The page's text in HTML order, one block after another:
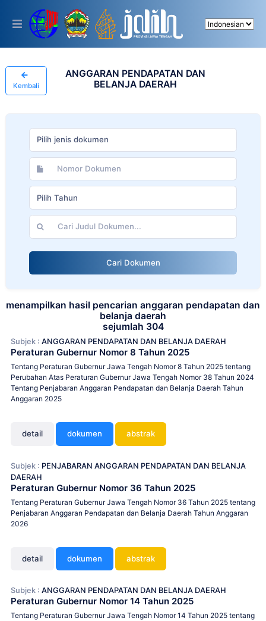
This
includes
accessibility
system.
Kembali
ANGGARAN PENDAPATAN DAN
BELANJA DAERAH
Pilih jenis dokumen
Pilih Tahun
Cari Dokumen
menampilkan hasil pencarian anggaran pendapatan dan
belanja daerah
sejumlah 304
Subjek : ANGGARAN PENDAPATAN DAN BELANJA DAERAH
Peraturan Gubernur Nomor 8 Tahun 2025
Tentang Peraturan Gubernur Jawa Tengah Nomor 8 Tahun 2025 tentang
Perubahan Atas Peraturan Gubernur Jawa Tengah Nomor 38 Tahun 2024
Tentang Penjabaran Anggaran Pendapatan dan Belanja Daerah Tahun
Anggaran 2025
detail dokumen abstrak
Subjek : PENJABARAN ANGGARAN PENDAPATAN DAN BELANJA
DAERAH
Peraturan Gubernur Nomor 36 Tahun 2025
Tentang Peraturan Gubernur Jawa Tengah Nomor 36 Tahun 2025 tentang
Penjabaran Anggaran Pendapatan dan Belanja Daerah Tahun Anggaran
2026
detail dokumen abstrak
Subjek : ANGGARAN PENDAPATAN DAN BELANJA DAERAH
Peraturan Gubernur Nomor 14 Tahun 2025
Tentang Peraturan Gubernur Jawa Tengah Nomor 14 Tahun 2025 tentang